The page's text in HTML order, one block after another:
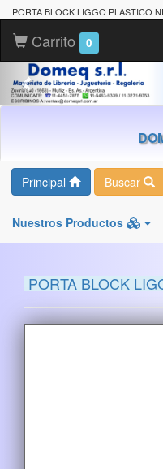
PORTA BLOCK LIGGO PLASTICO
Carrito 0
Principal Buscar
Nuestros Productos
PORTA BLOCK